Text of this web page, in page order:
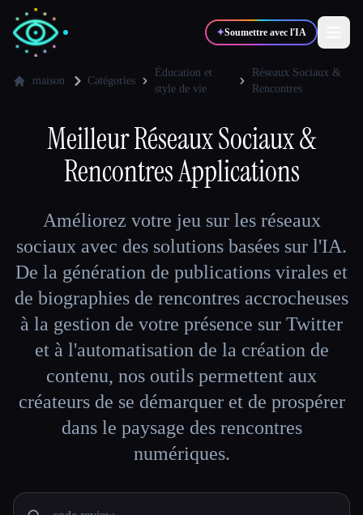
✦Soumettre avec l'IA
Développeurs 📈 Marketeurs
🎓 Étudiants 🎬Créateurs
Blog
Comparer les outils
Toutes les catégories
À propos
maison Catégories
Éducation et
style de vie
Réseaux Sociaux &
Rencontres
MeilleurRéseaux Sociaux &
RencontresApplications
Améliorez votre jeu sur les réseaux
sociaux avec des solutions basées sur l'IA.
De la génération de publications virales et
de biographies de rencontres accrocheuses
à la gestion de votre présence sur Twitter
et à l'automatisation de la création de
contenu, nos outils permettent aux
créateurs de se démarquer et de prospérer
dans le paysage des rencontres
numériques.